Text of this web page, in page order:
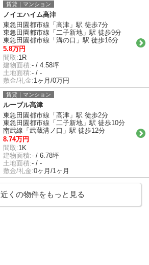
賃貸｜マンション
ノイエハイム高津
東急田園都市線「高津」駅 徒歩7分
東急田園都市線「二子新地」駅 徒歩9分
東急田園都市線「溝の口」駅 徒歩16分
5.8万円
間取:1R
建物面積:- / 4.58坪
土地面積:- / -
敷金/礼金:1ヶ月/0万円
賃貸｜マンション
ルーブル高津
東急田園都市線「高津」駅 徒歩2分
東急田園都市線「二子新地」駅 徒歩10分
南武線「武蔵溝ノ口」駅 徒歩12分
8.74万円
間取:1K
建物面積:- / 6.78坪
土地面積:- / -
敷金/礼金:0ヶ月/1ヶ月
近くの物件をもっと見る